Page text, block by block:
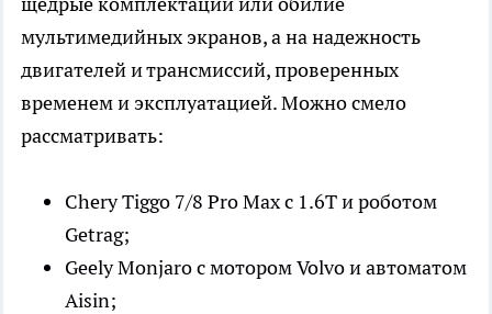
мультимедийных экранов, а на надежность
двигателей и трансмиссий, проверенных
временем и эксплуатацией. Можно смело
рассматривать:
Chery Tiggo 7/8 Pro Max с 1.6Т и роботом
Getrag;
Geely Monjaro с мотором Volvo и автоматом
Aisin;